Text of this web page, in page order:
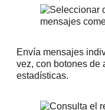
Envía mensajes
vez, con botones de
estadísticas.